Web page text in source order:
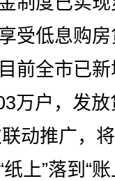
受低息购
前全市已
万户，发
动推广，
上”落到“账